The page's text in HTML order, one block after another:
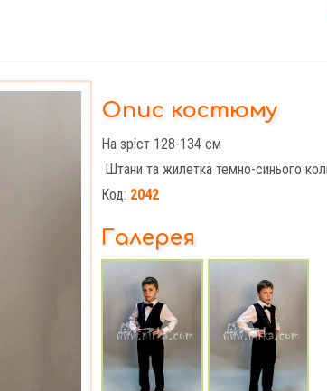
Опис костюму
На зріст 128-134 см
Штани та жилетка темно-синього
Код: 2042
Галерея